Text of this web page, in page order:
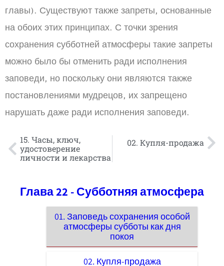
главы). Существуют также запреты, основанные
на обоих этих принципах. С точки зрения
сохранения субботней атмосферы такие запреты
можно было бы отменить ради исполнения
заповеди, но поскольку они являются также
постановлениями мудрецов, их запрещено
нарушать даже ради исполнения заповеди.
15. Часы, ключ,
удостоверение
личности и лекарства
02. Купля-продажа
Глава 22 - Субботняя атмосфера
01. Заповедь сохранения особой
атмосферы субботы как дня
покоя
02. Купля-продажа